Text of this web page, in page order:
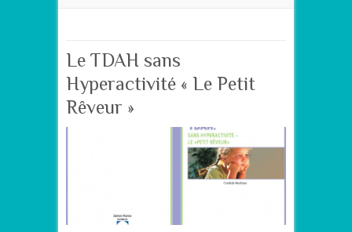
Le TDAH sans
Hyperactivité « Le Petit
Rêveur »